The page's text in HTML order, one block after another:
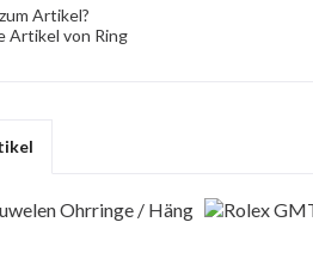
Artikel?
Artikel von Ring